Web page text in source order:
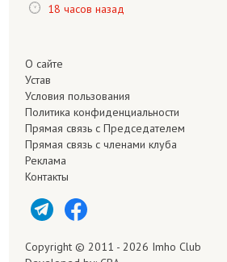
18 часов назад
О сайте
Устав
Условия пользования
Политика конфиденциальности
Прямая связь с Председателем
Прямая связь c членами клуба
Реклама
Контакты
Copyright © 2011 - 2026 Imho Club